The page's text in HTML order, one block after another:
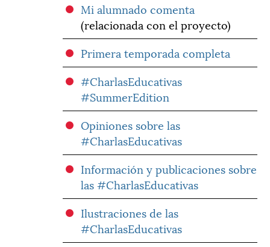
Mi alumnado comenta
(relacionada con el proyecto)
Primera temporada completa
#CharlasEducativas
#SummerEdition
Opiniones sobre las
#CharlasEducativas
Información y publicaciones sobre
las #CharlasEducativas
Ilustraciones de las
#CharlasEducativas